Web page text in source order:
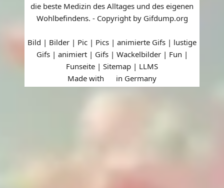
die beste Medizin des Alltages und des eigenen
Wohlbefindens. - Copyright by Gifdump.org
Bild | Bilder | Pic | Pics | animierte Gifs | lustige
Gifs | animiert | Gifs | Wackelbilder | Fun |
Funseite | Sitemap | LLMS
Made with
in Germany